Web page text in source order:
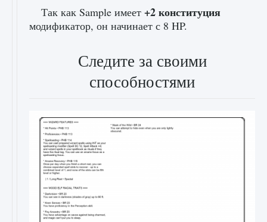
Так как Sample имеет +2 конституция
модификатор, он начинает с 8 HP.
Следите за своими
способностями